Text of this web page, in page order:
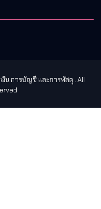
งิน การบัญชี และการพัสดุ . All